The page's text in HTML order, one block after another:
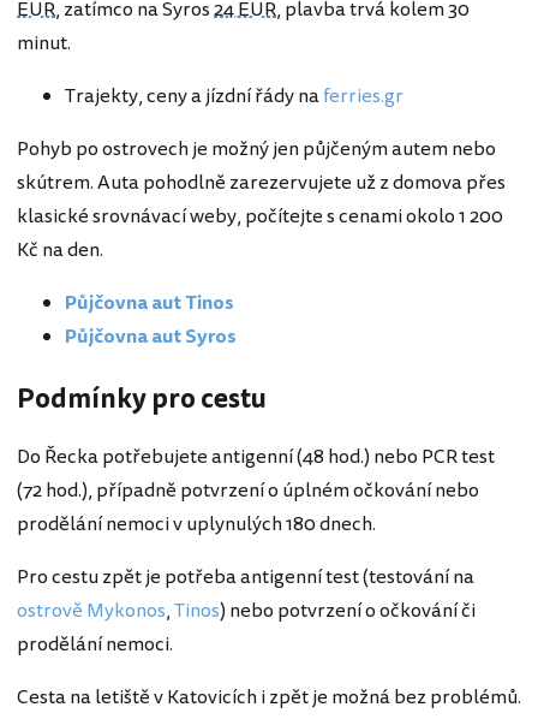
EUR, zatímco na Syros24 EUR, plavba trvá kolem 30
minut.
Trajekty, ceny a jízdní řády naferries.gr
Pohyb po ostrovech je možný jen půjčeným autem nebo
skútrem. Auta pohodlně zarezervujete už z domova přes
klasické srovnávací weby, počítejte s cenami okolo 1 200
Kč na den.
Půjčovna aut Tinos
Půjčovna aut Syros
Podmínky pro cestu
Do Řecka potřebujete antigenní (48 hod.) nebo PCR test
(72 hod.), případně potvrzení o úplném očkování nebo
prodělání nemoci v uplynulých 180 dnech.
Pro cestu zpět je potřeba antigenní test (testování na
ostrově Mykonos,Tinos) nebo potvrzení o očkování či
prodělání nemoci.
Cesta na letiště v Katovicích i zpět je možná bez problémů.